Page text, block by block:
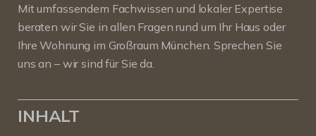
Mit umfassendem Fachwissen und lokaler Expertise
beraten wir Sie in allen Fragen rund um Ihr Haus oder
Ihre Wohnung im Großraum München. Sprechen Sie
uns an – wir sind für Sie da.
INHALT